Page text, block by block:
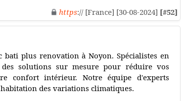
https:// [France] [30-08-2024] [#52]
plus renovation à Noyon. Spécialistes en
solutions sur mesure pour réduire vos
confort intérieur. Notre équipe d'experts
des variations climatiques.